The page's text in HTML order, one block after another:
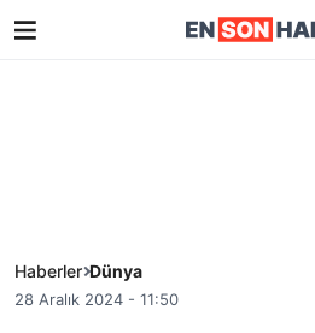
Haberler Dünya
28 Aralık 2024 - 11:50